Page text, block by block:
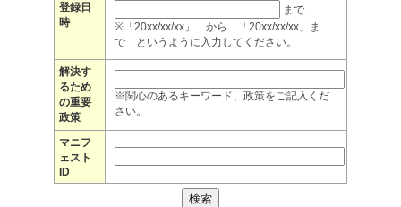
登録日
時
まで
※「20xx/xx/xx」 から 「20xx/xx/xx」ま
で というように入力してください。
解決す
るため
の重要
政策
※関心のあるキーワード、政策をご記入くだ
さい。
マニフ
ェスト
ID